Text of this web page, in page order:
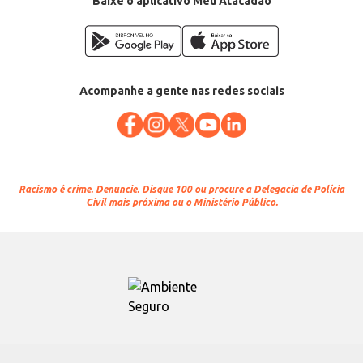
Acompanhe a gente nas redes sociais
Racismo é crime. Denuncie. Disque 100 ou procure a Delegacia de Polícia
Civil mais próxima ou o Ministério Público.